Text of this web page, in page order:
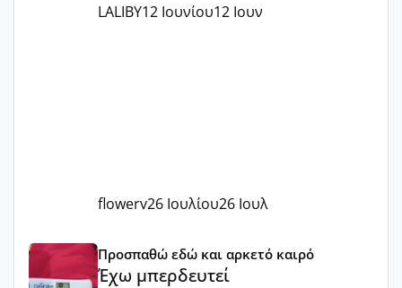
LALIBY12 Ιουνίου12 Ιουν
flowerv26 Ιουλίου26 Ιουλ
Έχω μπερδευτεί
Προσπαθώ εδώ και αρκετό καιρό
Έχω μπερδευτεί